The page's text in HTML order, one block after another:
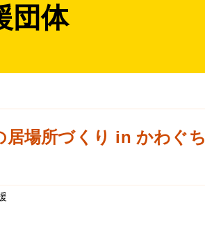
団体
場所づくり in かわぐち